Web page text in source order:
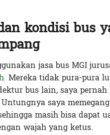
kondisi bus
jasa bus MGI
Mereka tidak pura-pura
bus lain, saya
saya
masih bisa dapat
wajah yang ketus.